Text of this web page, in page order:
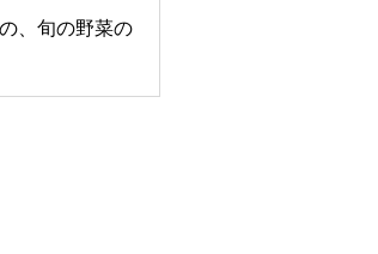
、旬の野菜の